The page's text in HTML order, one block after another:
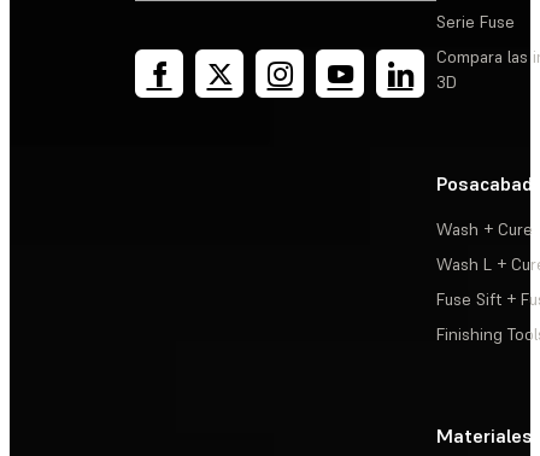
Serie Fuse
Compara las
3D
Wash + Cure
Wash L +
Fuse Sift +
Finishing
Materiales